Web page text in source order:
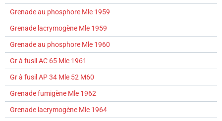
Grenade au phosphore Mle 1959
Grenade lacrymogène Mle 1959
Grenade au phosphore Mle 1960
Gr à fusil AC 65 Mle 1961
Gr à fusil AP 34 Mle 52 M60
Grenade fumigène Mle 1962
Grenade lacrymogène Mle 1964